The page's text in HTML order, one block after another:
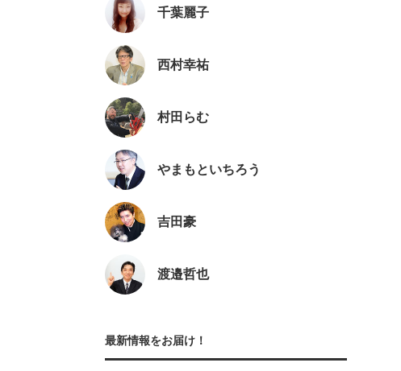
千葉麗子
西村幸祐
村田らむ
やまもといちろう
吉田豪
渡邉哲也
最新情報をお届け！